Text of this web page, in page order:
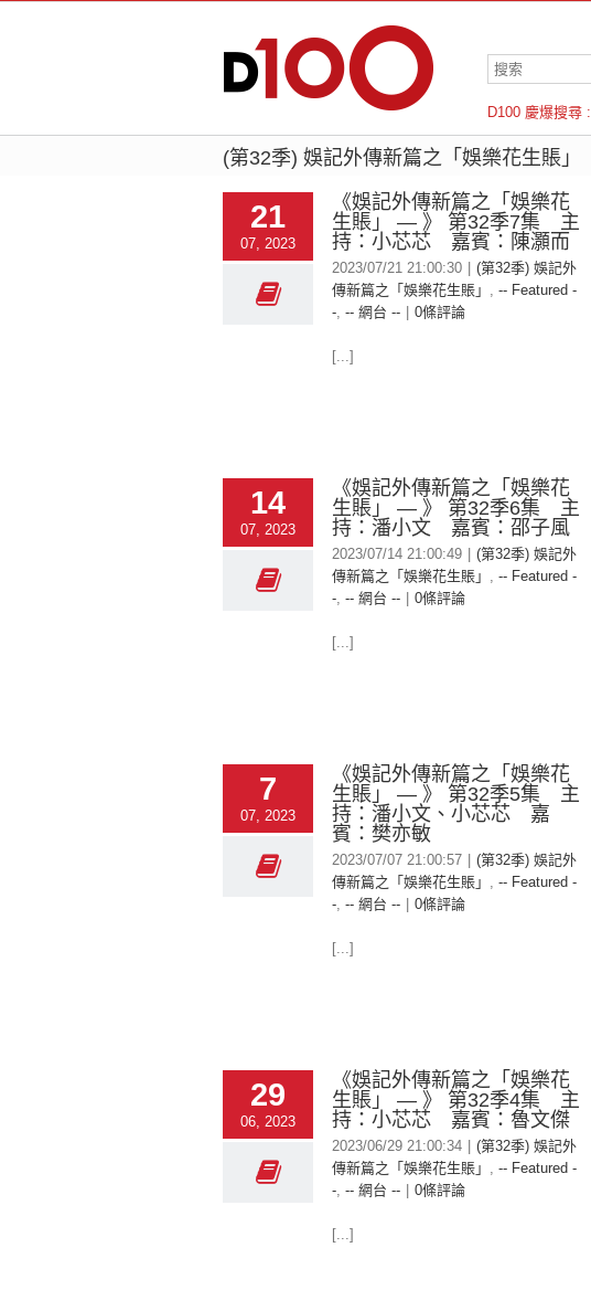
D100 慶爆搜尋 :
羅倫斯
(第32季) 娛記外傳新篇之「娛樂花生賬」
21
07, 2023
《娛記外傳新篇之「娛樂花
生賬」 — 》 第32季7集 主
持：小芯芯 嘉賓：陳灝而
2023/07/21 21:00:30
(第32季) 娛記外
傳新篇之「娛樂花生賬」 , -- Featured -
-, -- 網台 -- 0條評論
[...]
14
07, 2023
《娛記外傳新篇之「娛樂花
生賬」 — 》 第32季6集 主
持：潘小文 嘉賓：邵子風
2023/07/14 21:00:49
(第32季) 娛記外
傳新篇之「娛樂花生賬」 , -- Featured -
-, -- 網台 -- 0條評論
[...]
7
07, 2023
《娛記外傳新篇之「娛樂花
生賬」 — 》 第32季5集 主
持：潘小文、小芯芯 嘉
賓：樊亦敏
2023/07/07 21:00:57
(第32季) 娛記外
傳新篇之「娛樂花生賬」 , -- Featured -
-, -- 網台 -- 0條評論
[...]
29
06, 2023
《娛記外傳新篇之「娛樂花
生賬」 — 》 第32季4集 主
持：小芯芯 嘉賓：魯文傑
2023/06/29 21:00:34
(第32季) 娛記外
傳新篇之「娛樂花生賬」 , -- Featured -
-, -- 網台 -- 0條評論
[...]